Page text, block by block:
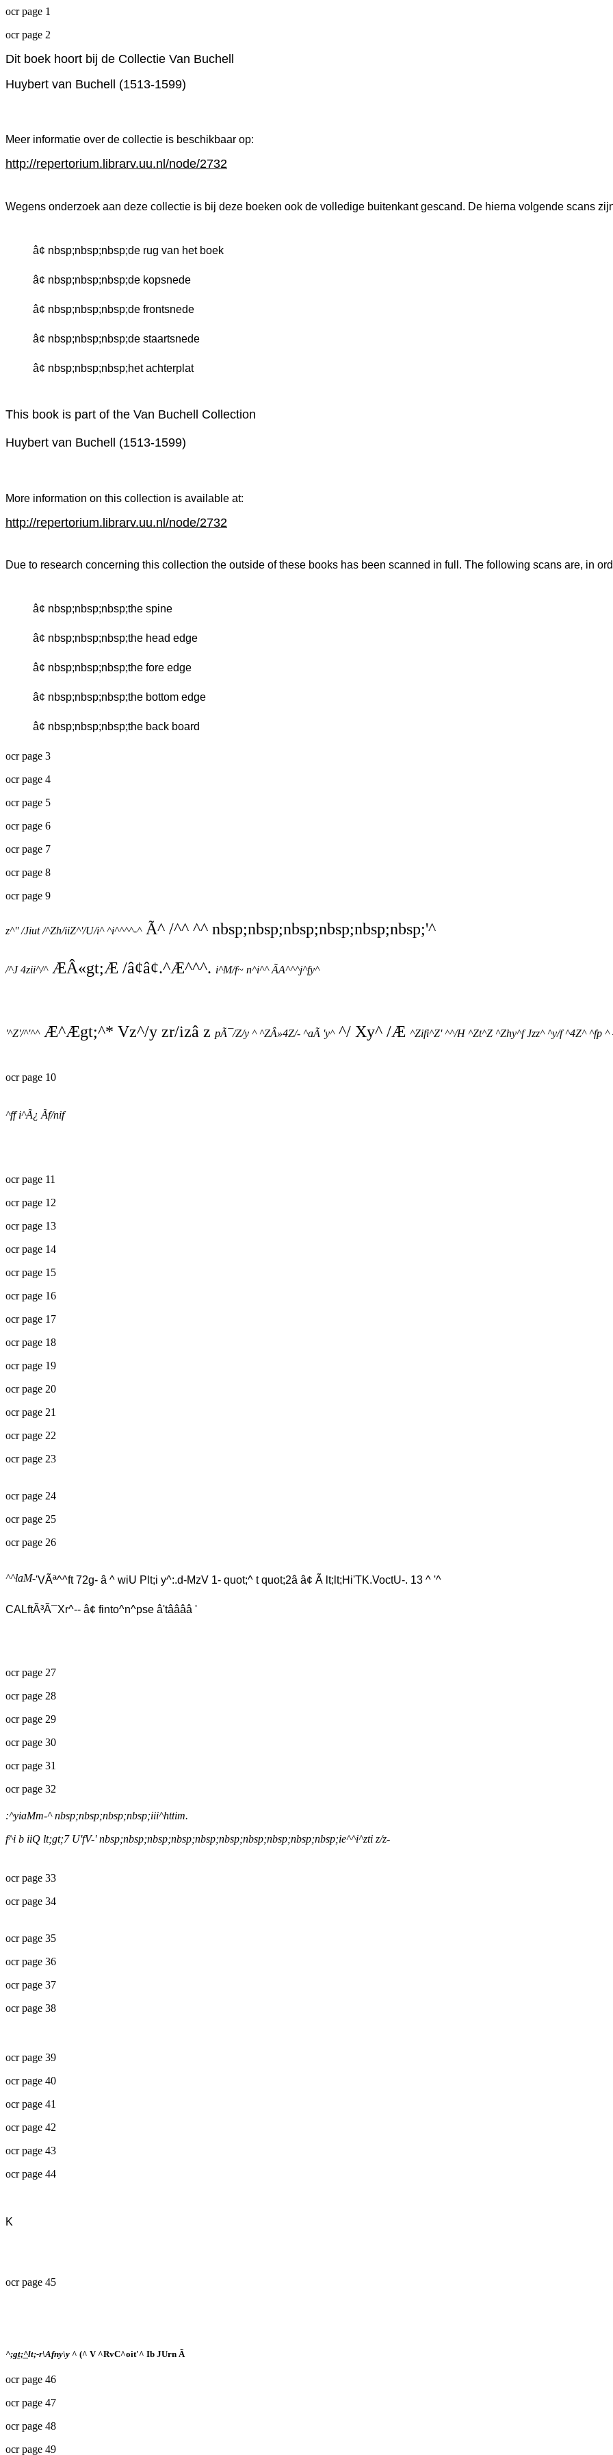
ocr page 1
ocr page 2
Dit boek hoort bij de Collectie Van Buchell
Huybert van Buchell (1513-1599)
Meer informatie over de collectie is beschikbaar op:
http://repertorium.librarv.uu.nl/node/2732
Wegens onderzoek aan deze collectie is bij deze boeken ook de volledige buitenkant gescand. De hierna volgende scans
â¢ nbsp;nbsp;nbsp;de rug van het boek
â¢ nbsp;nbsp;nbsp;de kopsnede
â¢ nbsp;nbsp;nbsp;de frontsnede
â¢ nbsp;nbsp;nbsp;de staartsnede
â¢ nbsp;nbsp;nbsp;het achterplat
This book is part of the Van Buchell Collection
Huybert van Buchell (1513-1599)
More information on this collection is available at:
http://repertorium.librarv.uu.nl/node/2732
Due to research concerning this collection the outside of these books has been scanned in full. The following scans are, in
â¢ nbsp;nbsp;nbsp;the spine
â¢ nbsp;nbsp;nbsp;the head edge
â¢ nbsp;nbsp;nbsp;the fore edge
â¢ nbsp;nbsp;nbsp;the bottom edge
â¢ nbsp;nbsp;nbsp;the back board
ocr page 3
ocr page 4
ocr page 5
ocr page 6
ocr page 7
ocr page 8
ocr page 9
z^'' /Jiut /^Zh/iiZ^'/U/i^ ^i^^^^-^Ã^ /^^ ^^ nbsp;nbsp;nbsp;nbsp;nbsp;nbsp;'^
/^J 4zii^/^ÆÂ«gt;Æ /â¢â¢.^Æ^^^. i^M/f~ n^i^^ ÃA^^^j^fy^
'^Z'/^'^^Æ^Ægt;^* Vz^/y zr/izâ z pÃ¯/Z/y ^ ^ZÂ»4Z/- ^aÃ 'y^^/ Xy^ /Æ ^Zifi^Z' ^^/H ^Zt^Z ^Zhy^f Jzz^ ^y/f ^4Z^ ^fp ^
ocr page 10
^ff i^Ã¿ Ãf/nif
ocr page 11
ocr page 12
ocr page 13
ocr page 14
ocr page 15
ocr page 16
ocr page 17
ocr page 18
ocr page 19
ocr page 20
ocr page 21
ocr page 22
ocr page 23
ocr page 24
ocr page 25
ocr page 26
^^laM-'VÃª^^ft 72g- â ^ wiU Plt;i y^:.d-MzV 1- quot;^ t quot;2â â¢ Ã lt;lt;Hi'TK.VoctU-. 13 ^ '^
CALftÃ³Ã¯Xr^-- â¢ finto^n^pse â'tââââ '
ocr page 27
ocr page 28
ocr page 29
ocr page 30
ocr page 31
ocr page 32
:^yiaMm-^ nbsp;nbsp;nbsp;nbsp;iii^httim.
f^i b iiQ lt;gt;7 U'fV-' nbsp;nbsp;nbsp;nbsp;nbsp;nbsp;nbsp;nbsp;nbsp;nbsp;ie^^i^zti z/z-
ocr page 33
ocr page 34
ocr page 35
ocr page 36
ocr page 37
ocr page 38
ocr page 39
ocr page 40
ocr page 41
ocr page 42
ocr page 43
ocr page 44
K
ocr page 45
^;gt;^lt;-r\Afny\y ^ (^ V ^RvC^oit'^ Ib JUrn Ã
ocr page 46
ocr page 47
ocr page 48
ocr page 49